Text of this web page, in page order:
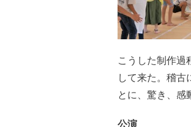
こうした制作過
して来た。稽古
とに、驚き、感
公演